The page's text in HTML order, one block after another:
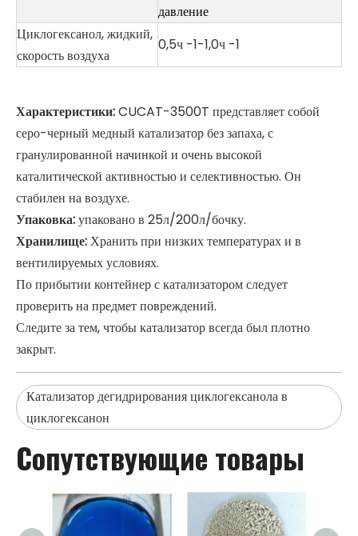
давление
Циклогексанол, жидкий,
скорость воздуха
0,5ч -1-1,0ч -1
Характеристики:CUCAT-3500T представляет собой
серо-черный медный катализатор без запаха, с
гранулированной начинкой и очень высокой
каталитической активностью и селективностью. Он
стабилен на воздухе.
Упаковка:упаковано в 25л/200л/бочку.
Хранилище:Хранить при низких температурах и в
вентилируемых условиях.
По прибытии контейнер с катализатором следует
проверить на предмет повреждений.
Следите за тем, чтобы катализатор всегда был плотно
закрыт.
Катализатор дегидрирования циклогексанола в
циклогексанон
Сопутствующие товары